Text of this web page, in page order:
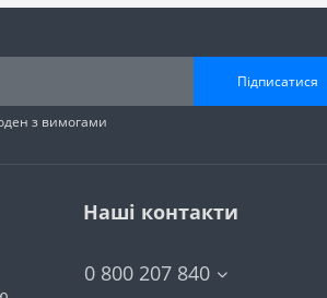
Підписатися
з вимогами
Наші контакти
0 800 207 840